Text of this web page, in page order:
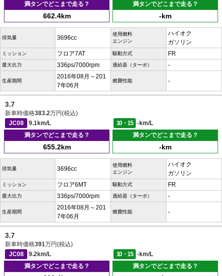
満タンでどこまで走る？
662.4km
満タンでどこまで走る？
-km
排気量 3696cc
使用燃料
エンジン
ハイオク
ガソリン
ミッション フロア7AT 駆動方式 FR
最大出力 336ps/7000rpm 過給器（ターボ） -
生産期間
2016年08月～201
7年06月
燃費性能 -
3.7
新車時価格383.2万円(税込)
JC08
9.1km/L 10・15
-km/L
満タンでどこまで走る？
655.2km
満タンでどこまで走る？
-km
排気量 3696cc
使用燃料
エンジン
ハイオク
ガソリン
ミッション フロア6MT 駆動方式 FR
最大出力 336ps/7000rpm 過給器（ターボ） -
生産期間
2016年08月～201
7年06月
燃費性能 -
3.7
新車時価格391万円(税込)
JC08
9.2km/L 10・15
-km/L
満タンでどこまで走る？
満タンでどこまで走る？